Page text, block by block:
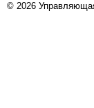
© 2026